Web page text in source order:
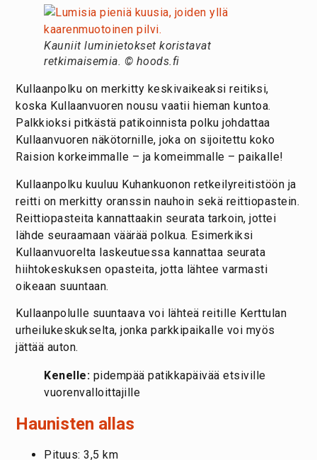
Kauniit luminietokset koristavat
retkimaisemia. © hoods.fi
Kullaanpolku on merkitty keskivaikeaksi reitiksi,
koska Kullaanvuoren nousu vaatii hieman kuntoa.
Palkkioksi pitkästä patikoinnista polku johdattaa
Kullaanvuoren näkötornille, joka on sijoitettu koko
Raision korkeimmalle – ja komeimmalle – paikalle!
Kullaanpolku kuuluu Kuhankuonon retkeilyreitistöön ja
reitti on merkitty oranssin nauhoin sekä reittiopastein.
Reittiopasteita kannattaakin seurata tarkoin, jottei
lähde seuraamaan väärää polkua. Esimerkiksi
Kullaanvuorelta laskeutuessa kannattaa seurata
hiihtokeskuksen opasteita, jotta lähtee varmasti
oikeaan suuntaan.
Kullaanpolulle suuntaava voi lähteä reitille Kerttulan
urheilukeskukselta, jonka parkkipaikalle voi myös
jättää auton.
Kenelle: pidempää patikkapäivää etsiville
vuorenvalloittajille
Haunisten allas
Pituus: 3,5 km